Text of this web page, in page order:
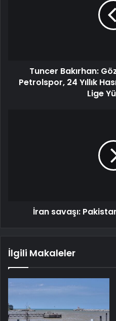
Tuncer Bakırhan:
Petrolspor, 24 Yıllık
Lige
İran savaşı:
İlgili Makaleler